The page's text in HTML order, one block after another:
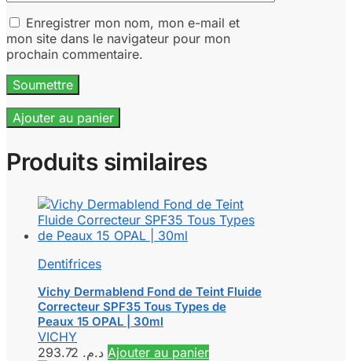
Enregistrer mon nom, mon e-mail et
mon site dans le navigateur pour mon
prochain commentaire.
Ajouter au panier
Produits similaires
Dentifrices
Vichy Dermablend Fond de Teint Fluide
Correcteur SPF35 Tous Types de
Peaux 15 OPAL | 30ml
VICHY
د.م. Ajouter au panier